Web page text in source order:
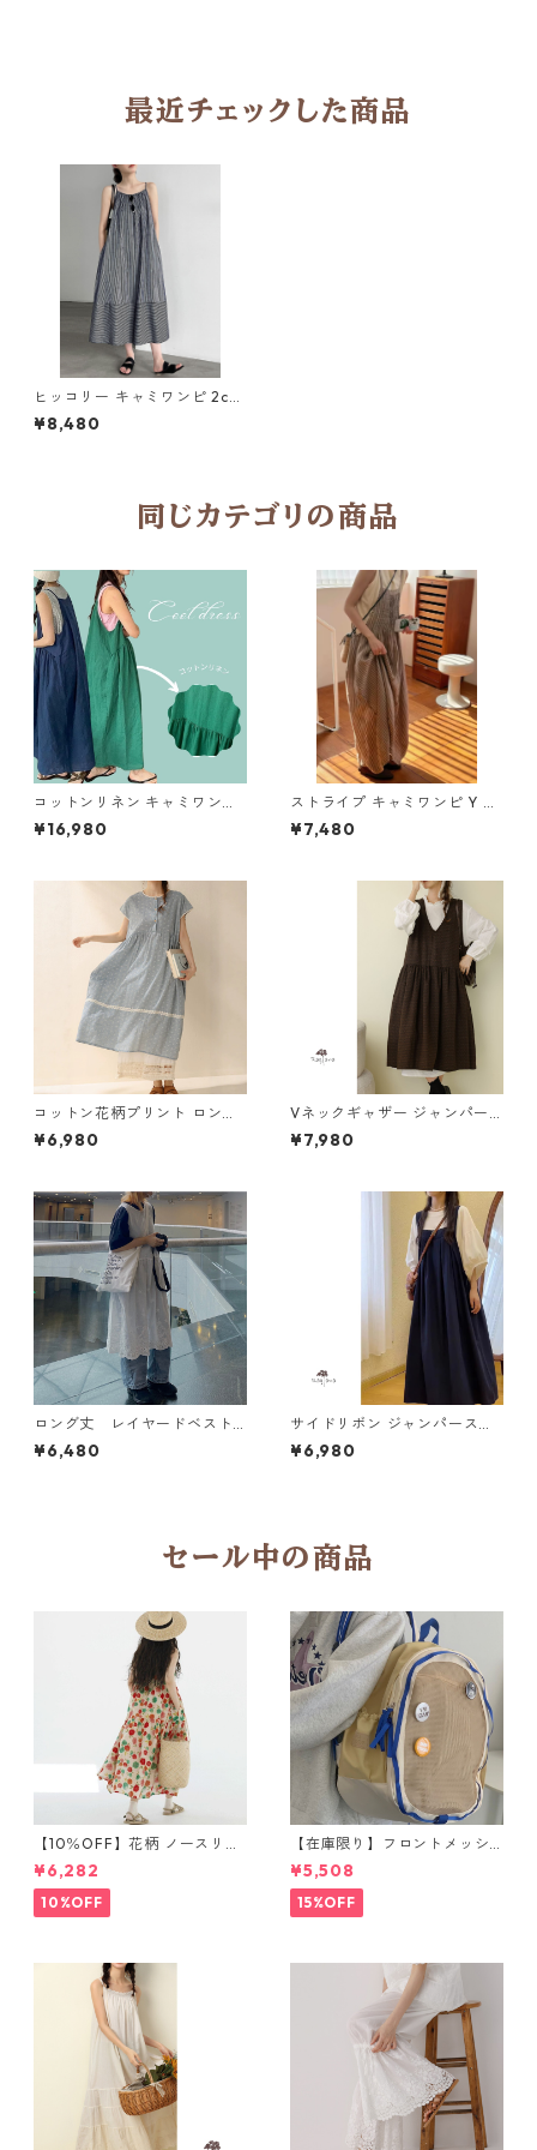
最近チェックした商品
ヒッコリー キャミワンピ 2col
Y 260107
¥8,480
同じカテゴリの商品
コットンリネン キャミワンピ
M 2col 250325
¥16,980
ストライプ キャミワンピ Y 26
0105
¥7,480
コットン花柄プリント ロング
ワンピース 4col H 260053
¥6,980
Vネックギャザー ジャンパー
スカート 3col Y 260024
¥7,980
ロング丈 レイヤードベスト
N VB101
¥6,480
サイドリボン ジャンパースカ
ートセットY 25060
¥6,980
セール中の商品
【10％OFF】花柄 ノースリー
ブワンピース 10768
¥6,282
10%OFF
【在庫限り】フロントメッシ
ュ バックパック M 2col 11170
¥5,508
15%OFF